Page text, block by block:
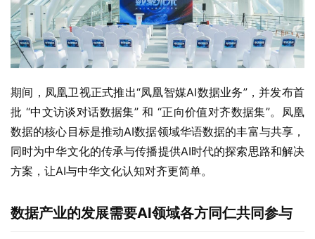
期间，凤凰卫视正式推出“凤凰智媒AI数据业务”，并发布首
批 “中文访谈对话数据集” 和 “正向价值对齐数据集”。凤凰
数据的核心目标是推动AI数据领域华语数据的丰富与共享，
同时为中华文化的传承与传播提供AI时代的探索思路和解决
方案，让AI与中华文化认知对齐更简单。
数据产业的发展需要AI领域各方同仁共同参与